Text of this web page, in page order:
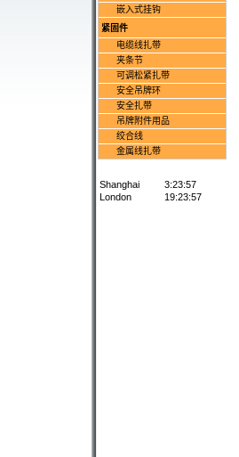
嵌入式挂钩
紧固件
电缆线扎带
夹条节
可调松紧扎带
安全吊牌环
安全扎带
吊牌附件用品
绞合线
金属线扎带
Shanghai
3:23:57
London
19:23:57